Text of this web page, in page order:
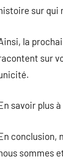
sur qui
la
sur
savoir plus
conclusion,
sommes